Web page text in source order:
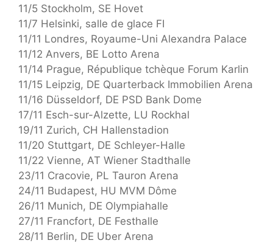
11/5 Stockholm, SE Hovet
11/7 Helsinki, salle de glace FI
11/11 Londres, Royaume-Uni Alexandra Palace
11/12 Anvers, BE Lotto Arena
11/14 Prague, République tchèque Forum Karlin
11/15 Leipzig, DE Quarterback Immobilien Arena
11/16 Düsseldorf, DE PSD Bank Dome
17/11 Esch-sur-Alzette, LU Rockhal
19/11 Zurich, CH Hallenstadion
11/20 Stuttgart, DE Schleyer-Halle
11/22 Vienne, AT Wiener Stadthalle
23/11 Cracovie, PL Tauron Arena
24/11 Budapest, HU MVM Dôme
26/11 Munich, DE Olympiahalle
27/11 Francfort, DE Festhalle
28/11 Berlin, DE Uber Arena